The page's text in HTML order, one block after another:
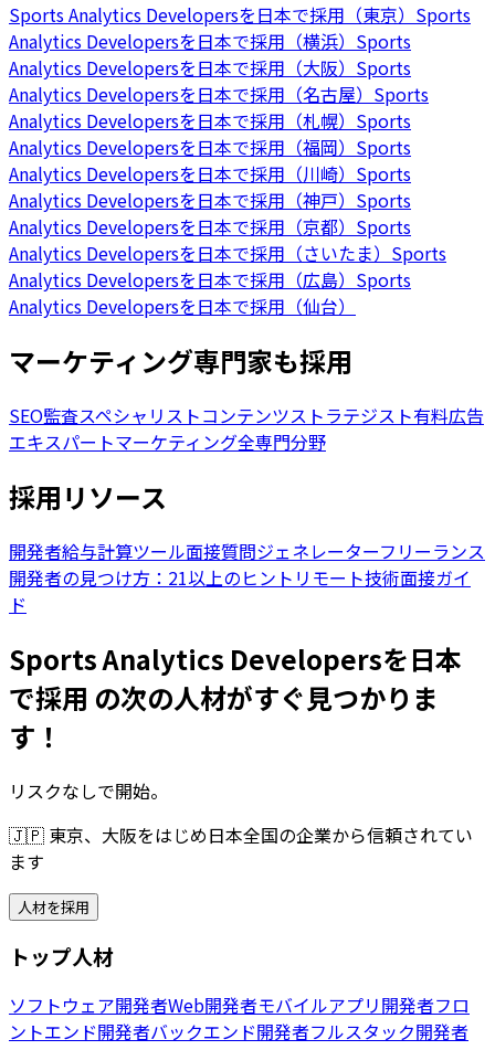
Sports Analytics Developersを日本で採用（東京） Sports
Analytics Developersを日本で採用（横浜） Sports
Analytics Developersを日本で採用（大阪） Sports
Analytics Developersを日本で採用（名古屋） Sports
Analytics Developersを日本で採用（札幌） Sports
Analytics Developersを日本で採用（福岡） Sports
Analytics Developersを日本で採用（川崎） Sports
Analytics Developersを日本で採用（神戸） Sports
Analytics Developersを日本で採用（京都） Sports
Analytics Developersを日本で採用（さいたま） Sports
Analytics Developersを日本で採用（広島） Sports
Analytics Developersを日本で採用（仙台）
マーケティング専門家も採用
SEO監査スペシャリストコンテンツストラテジスト有料広告
エキスパートマーケティング全専門分野
採用リソース
開発者給与計算ツール面接質問ジェネレーターフリーランス
開発者の見つけ方：21以上のヒント リモート技術面接ガイ
ド
Sports Analytics Developersを日本
で採用 の次の人材がすぐ見つかりま
す！
リスクなしで開始。
🇯🇵 東京、大阪をはじめ日本全国の企業から信頼されてい
ます
人材を採用
トップ人材
ソフトウェア開発者Web開発者モバイルアプリ開発者フロ
ントエンド開発者バックエンド開発者フルスタック開発者